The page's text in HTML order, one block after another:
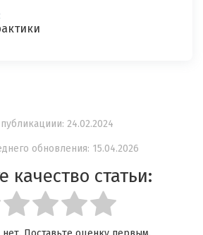
24.02.2024
обновления: 15.04.2026
качество статьи: